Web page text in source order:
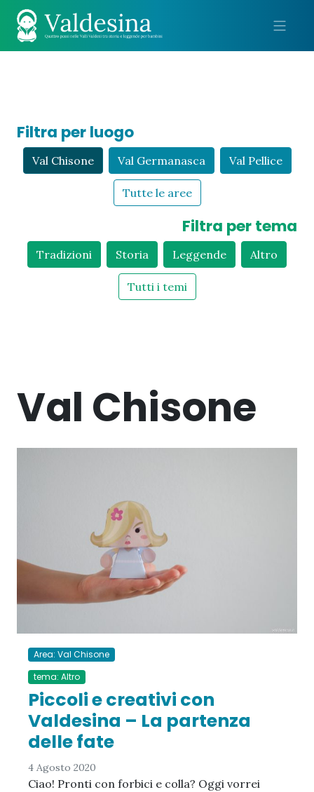
Filtra per luogo
Val Chisone Val Germanasca Val Pellice
Tutte le aree
Filtra per tema
Tradizioni Storia Leggende Altro
Tutti i temi
Val Chisone
Area: Val Chisone
tema: Altro
Piccoli e creativi con
Valdesina – La partenza
delle fate
4 Agosto 2020
Ciao! Pronti con forbici e colla? Oggi vorrei